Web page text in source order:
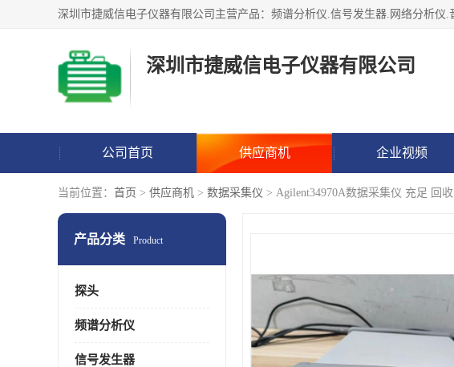
深圳市捷威信电子仪器有限公司
公司首页 供应商机 企业视频
当前位置： 首页 > 供应商机 > 数据采集仪 > Agilent34970A数据采集仪 充足 回收
产品分类 Product
探头
频谱分析仪
信号发生器